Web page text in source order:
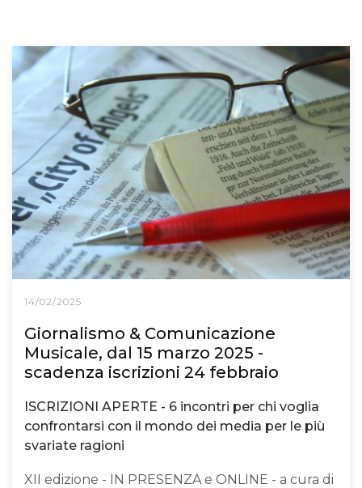
14/02/2025
Giornalismo & Comunicazione
Musicale, dal 15 marzo 2025 -
scadenza iscrizioni 24 febbraio
ISCRIZIONI APERTE - 6 incontri per chi voglia
confrontarsi con il mondo dei media per le più
svariate ragioni
XII edizione - IN PRESENZA e ONLINE - a cura di